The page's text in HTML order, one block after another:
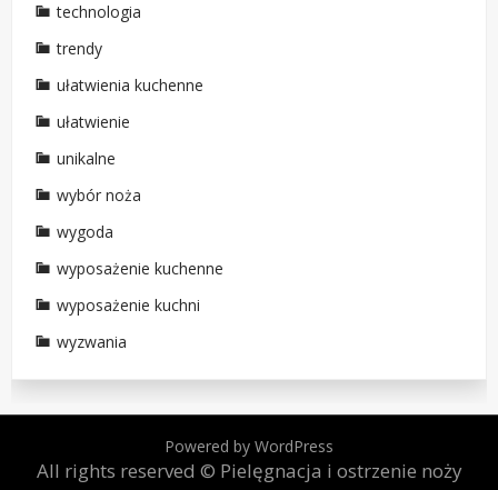
technologia
trendy
ułatwienia kuchenne
ułatwienie
unikalne
wybór noża
wygoda
wyposażenie kuchenne
wyposażenie kuchni
wyzwania
Powered by WordPress
All rights reserved © Pielęgnacja i ostrzenie noży